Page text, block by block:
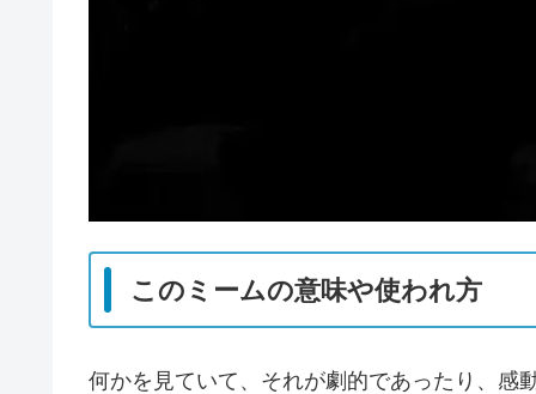
このミームの意味や使われ方
何かを見ていて、それが劇的であったり、感